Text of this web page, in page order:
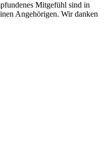
Mitgefühl sind in
Angehörigen. Wir danken